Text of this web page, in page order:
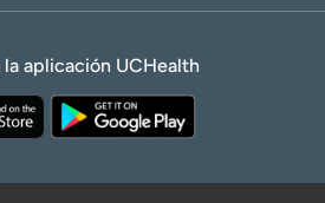
la aplicación UCHealth